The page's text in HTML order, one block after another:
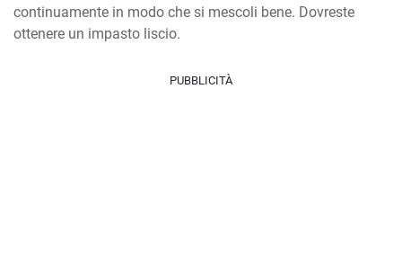
continuamente in modo che si mescoli bene. Dovreste
ottenere un impasto liscio.
PUBBLICITÀ